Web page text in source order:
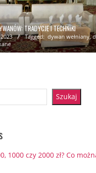
TRADYCJE I TECHNIKI
Tagged: dywan wełniany,
Szukaj
1000 czy 2000 zł? Co